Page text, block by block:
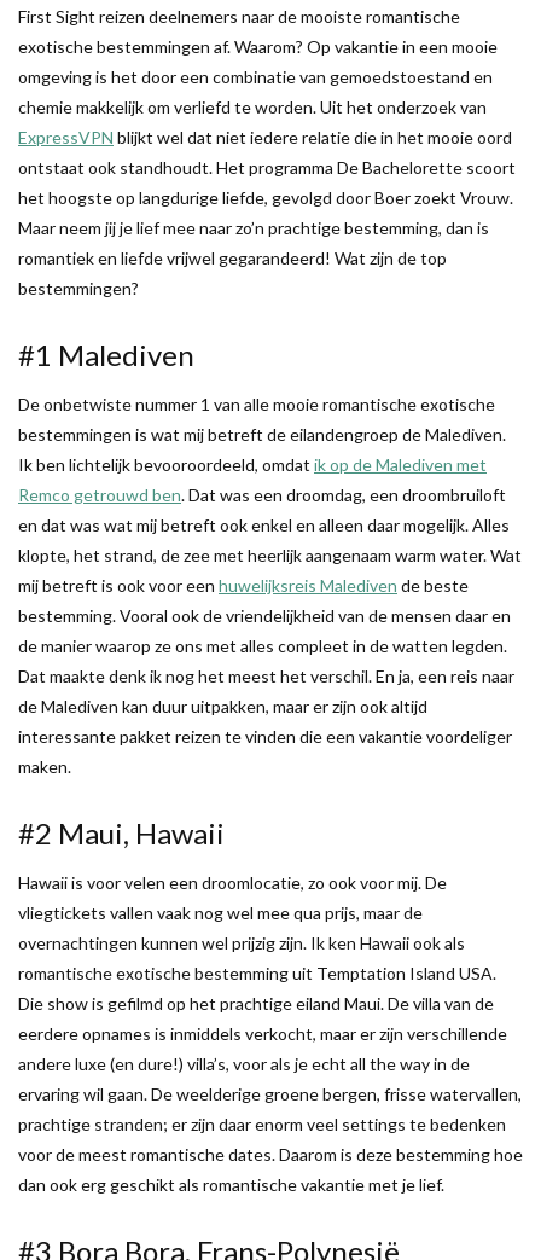
First Sight reizen deelnemers naar de mooiste romantische
exotische bestemmingen af. Waarom? Op vakantie in een mooie
omgeving is het door een combinatie van gemoedstoestand en
chemie makkelijk om verliefd te worden. Uit het onderzoek van
ExpressVPN blijkt wel dat niet iedere relatie die in het mooie oord
ontstaat ook standhoudt. Het programma De Bachelorette scoort
het hoogste op langdurige liefde, gevolgd door Boer zoekt Vrouw.
Maar neem jij je lief mee naar zo’n prachtige bestemming, dan is
romantiek en liefde vrijwel gegarandeerd! Wat zijn de top
bestemmingen?
#1 Malediven
De onbetwiste nummer 1 van alle mooie romantische exotische
bestemmingen is wat mij betreft de eilandengroep de Malediven.
Ik ben lichtelijk bevooroordeeld, omdat ik op de Malediven met
Remco getrouwd ben. Dat was een droomdag, een droombruiloft
en dat was wat mij betreft ook enkel en alleen daar mogelijk. Alles
klopte, het strand, de zee met heerlijk aangenaam warm water. Wat
mij betreft is ook voor een huwelijksreis Malediven de beste
bestemming. Vooral ook de vriendelijkheid van de mensen daar en
de manier waarop ze ons met alles compleet in de watten legden.
Dat maakte denk ik nog het meest het verschil. En ja, een reis naar
de Malediven kan duur uitpakken, maar er zijn ook altijd
interessante pakket reizen te vinden die een vakantie voordeliger
maken.
#2 Maui, Hawaii
Hawaii is voor velen een droomlocatie, zo ook voor mij. De
vliegtickets vallen vaak nog wel mee qua prijs, maar de
overnachtingen kunnen wel prijzig zijn. Ik ken Hawaii ook als
romantische exotische bestemming uit Temptation Island USA.
Die show is gefilmd op het prachtige eiland Maui. De villa van de
eerdere opnames is inmiddels verkocht, maar er zijn verschillende
andere luxe (en dure!) villa’s, voor als je echt all the way in de
ervaring wil gaan. De weelderige groene bergen, frisse watervallen,
prachtige stranden; er zijn daar enorm veel settings te bedenken
voor de meest romantische dates. Daarom is deze bestemming hoe
dan ook erg geschikt als romantische vakantie met je lief.
#3 Bora Bora, Frans-Polynesië